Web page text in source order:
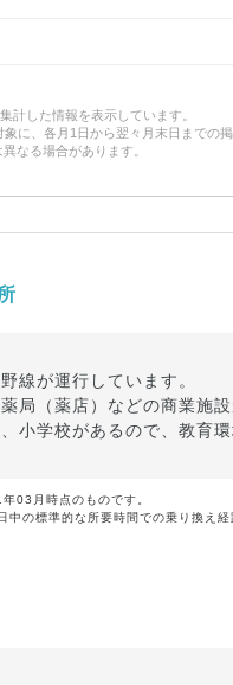
計した情報を表示しています。
に、各月1日から翌々月末日までの
なる場合があります。
線が運行しています。
局（薬店）などの商業施
小学校があるので、教育
03月時点のものです。
の標準的な所要時間での乗り換え経